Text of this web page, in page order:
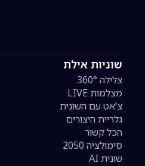
שוניות אילת
צלילה 360°
מצלמות LIVE
צ'אט עם השונית
גלריית היצורים
הכל קשור
סימולציה 2050
שונית AI